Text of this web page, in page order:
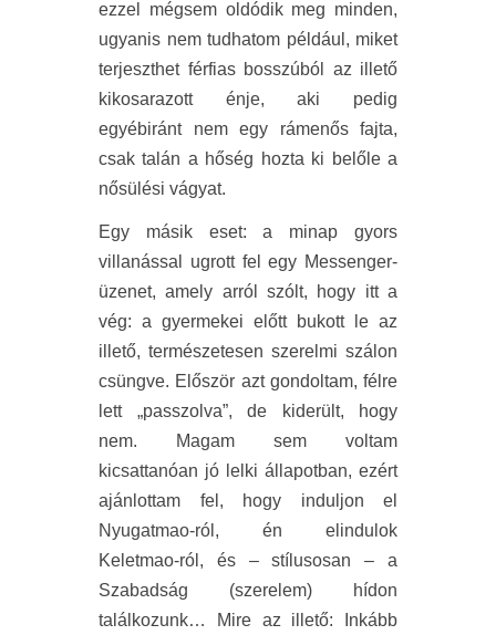
ezzel mégsem oldódik meg minden,
ugyanis nem tudhatom például, miket
terjeszthet férfias bosszúból az illető
kikosarazott énje, aki pedig
egyébiránt nem egy rámenős fajta,
csak talán a hőség hozta ki belőle a
nősülési vágyat.
Egy másik eset: a minap gyors
villanással ugrott fel egy Messenger-
üzenet, amely arról szólt, hogy itt a
vég: a gyermekei előtt bukott le az
illető, természetesen szerelmi szálon
csüngve. Először azt gondoltam, félre
lett „passzolva”, de kiderült, hogy
nem. Magam sem voltam
kicsattanóan jó lelki állapotban, ezért
ajánlottam fel, hogy induljon el
Nyugatmao-ról, én elindulok
Keletmao-ról, és – stílusosan – a
Szabadság (szerelem) hídon
találkozunk… Mire az illető: Inkább